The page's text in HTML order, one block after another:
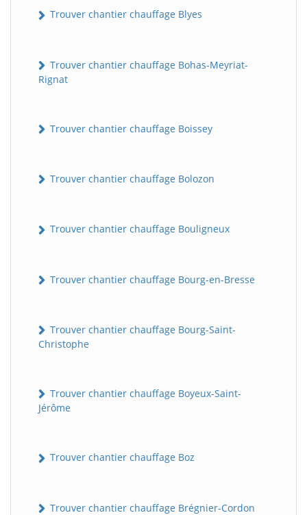
Trouver chantier chauffage Blyes
Trouver chantier chauffage Bohas-Meyriat-
Rignat
Trouver chantier chauffage Boissey
Trouver chantier chauffage Bolozon
Trouver chantier chauffage Bouligneux
Trouver chantier chauffage Bourg-en-Bresse
Trouver chantier chauffage Bourg-Saint-
Christophe
Trouver chantier chauffage Boyeux-Saint-
Jérôme
Trouver chantier chauffage Boz
Trouver chantier chauffage Brégnier-Cordon